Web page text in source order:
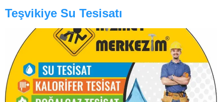
Teşvikiye Su Tesisatı